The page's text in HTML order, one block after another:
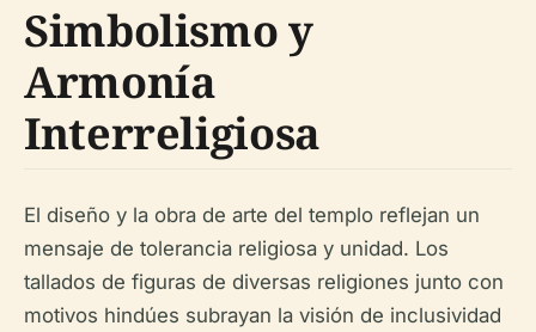
Simbolismo y
Armonía
Interreligiosa
El diseño y la obra de arte del templo reflejan un
mensaje de tolerancia religiosa y unidad. Los
tallados de figuras de diversas religiones junto con
motivos hindúes subrayan la visión de inclusividad